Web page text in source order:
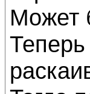
Может